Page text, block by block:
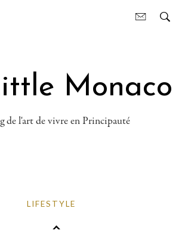
Monaco
de l'art de vivre en Principauté
LIFESTYLE